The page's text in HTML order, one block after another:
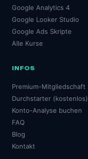
Google Analytics 4
Google Looker Studio
Google Ads Skripte
Alle Kurse
INFOS
Premium-Mitgliedschaft
Durchstarter (kostenlos)
Konto-Analyse buchen
FAQ
Blog
Kontakt